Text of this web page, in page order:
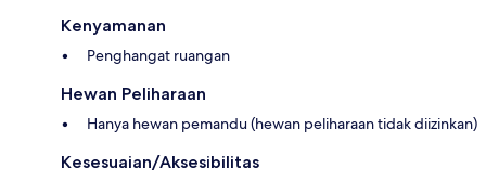
Kenyamanan
Penghangat ruangan
Hewan Peliharaan
Hanya hewan pemandu (hewan peliharaan tidak diizinkan)
Kesesuaian/Aksesibilitas